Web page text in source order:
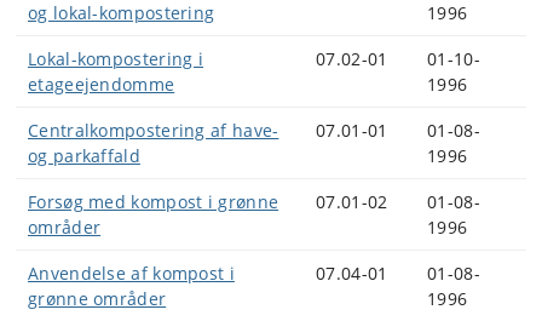
og lokal-kompostering
1996
Lokal-kompostering i
etageejendomme
07.02-01
01-10-
1996
Centralkompostering af have-
og parkaffald
07.01-01
01-08-
1996
Forsøg med kompost i grønne
områder
07.01-02
01-08-
1996
Anvendelse af kompost i
grønne områder
07.04-01
01-08-
1996